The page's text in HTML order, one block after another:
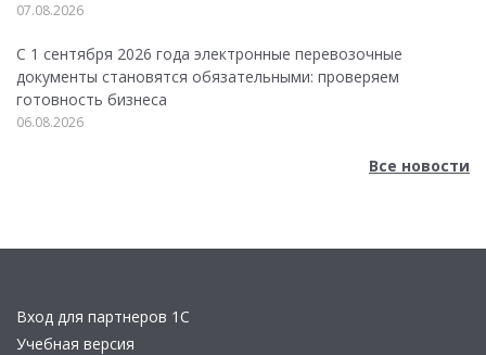
07.08.2026
С 1 сентября 2026 года электронные перевозочные
документы становятся обязательными: проверяем
готовность бизнеса
06.08.2026
Все новости
Вход для партнеров 1С
Учебная версия